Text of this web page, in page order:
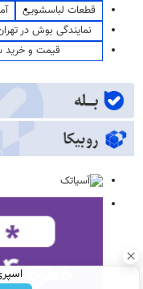
قطعات لباسشویی
نمایندگی بوش در
قیمت و خرید